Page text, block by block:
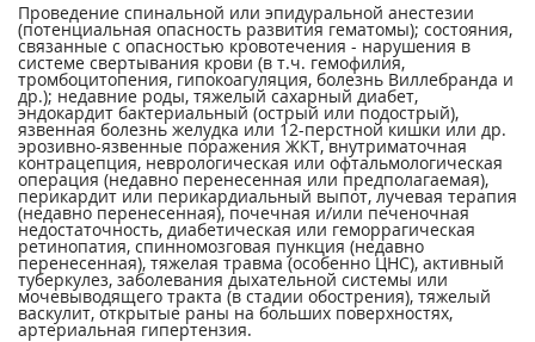
Проведение спинальной или эпидуральной анестезии
(потенциальная опасность развития гематомы); состояния,
связанные с опасностью кровотечения - нарушения в
системе свертывания крови (в т.ч. гемофилия,
тромбоцитопения, гипокоагуляция, болезнь Виллебранда и
др.); недавние роды, тяжелый сахарный диабет,
эндокардит бактериальный (острый или подострый),
язвенная болезнь желудка или 12-перстной кишки или др.
эрозивно-язвенные поражения ЖКТ, внутриматочная
контрацепция, неврологическая или офтальмологическая
операция (недавно перенесенная или предполагаемая),
перикардит или перикардиальный выпот, лучевая терапия
(недавно перенесенная), почечная и/или печеночная
недостаточность, диабетическая или геморрагическая
ретинопатия, спинномозговая пункция (недавно
перенесенная), тяжелая травма (особенно ЦНС), активный
туберкулез, заболевания дыхательной системы или
мочевыводящего тракта (в стадии обострения), тяжелый
васкулит, открытые раны на больших поверхностях,
артериальная гипертензия.